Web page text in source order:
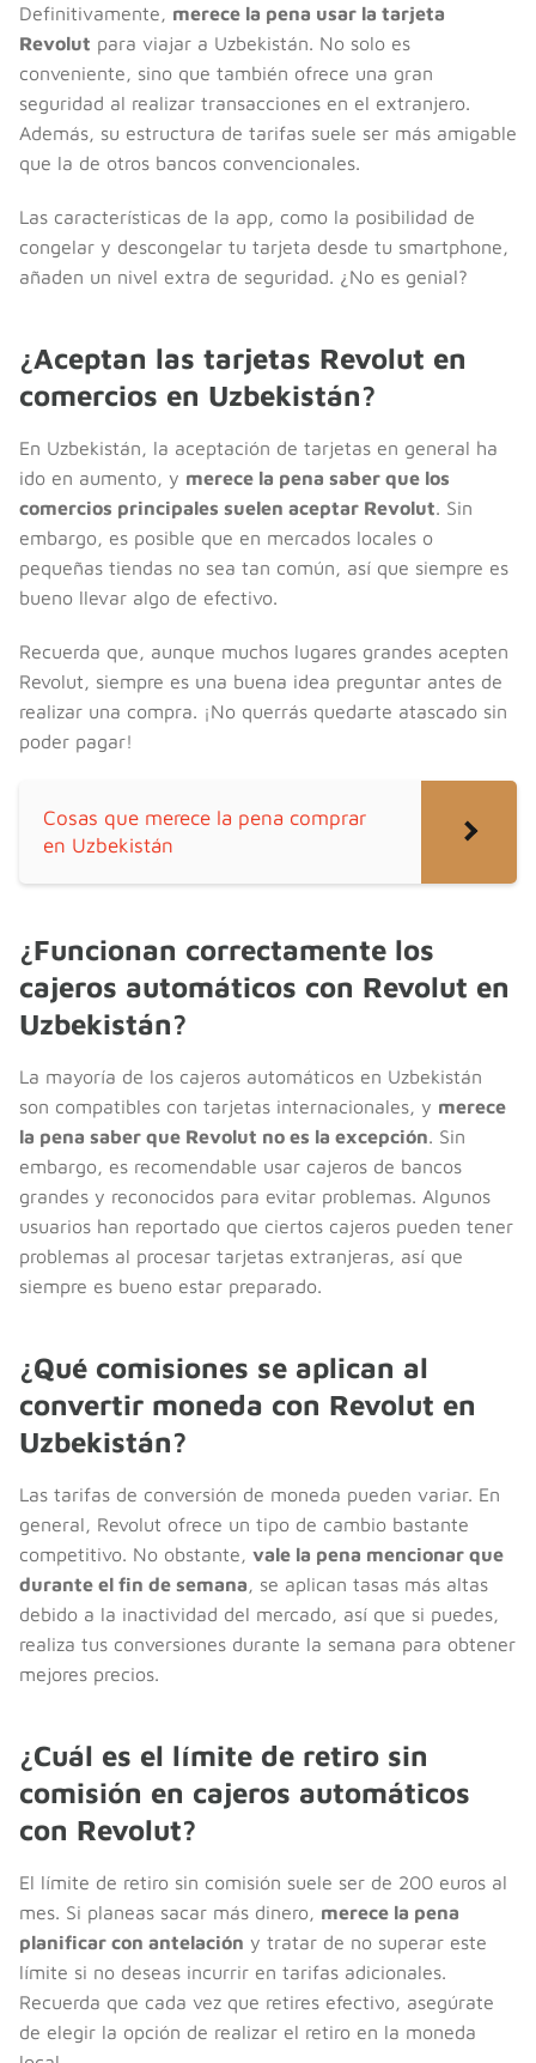
Definitivamente, merece la pena usar la tarjeta
Revolut para viajar a Uzbekistán. No solo es
conveniente, sino que también ofrece una gran
seguridad al realizar transacciones en el extranjero.
Además, su estructura de tarifas suele ser más amigable
que la de otros bancos convencionales.
Las características de la app, como la posibilidad de
congelar y descongelar tu tarjeta desde tu smartphone,
añaden un nivel extra de seguridad. ¿No es genial?
¿Aceptan las tarjetas Revolut en
comercios en Uzbekistán?
En Uzbekistán, la aceptación de tarjetas en general ha
ido en aumento, y merece la pena saber que los
comercios principales suelen aceptar Revolut. Sin
embargo, es posible que en mercados locales o
pequeñas tiendas no sea tan común, así que siempre es
bueno llevar algo de efectivo.
Recuerda que, aunque muchos lugares grandes acepten
Revolut, siempre es una buena idea preguntar antes de
realizar una compra. ¡No querrás quedarte atascado sin
poder pagar!
Cosas que merece la pena comprar
en Uzbekistán
¿Funcionan correctamente los
cajeros automáticos con Revolut en
Uzbekistán?
La mayoría de los cajeros automáticos en Uzbekistán
son compatibles con tarjetas internacionales, y merece
la pena saber que Revolut no es la excepción. Sin
embargo, es recomendable usar cajeros de bancos
grandes y reconocidos para evitar problemas. Algunos
usuarios han reportado que ciertos cajeros pueden tener
problemas al procesar tarjetas extranjeras, así que
siempre es bueno estar preparado.
¿Qué comisiones se aplican al
convertir moneda con Revolut en
Uzbekistán?
Las tarifas de conversión de moneda pueden variar. En
general, Revolut ofrece un tipo de cambio bastante
competitivo. No obstante, vale la pena mencionar que
durante el fin de semana, se aplican tasas más altas
debido a la inactividad del mercado, así que si puedes,
realiza tus conversiones durante la semana para obtener
mejores precios.
¿Cuál es el límite de retiro sin
comisión en cajeros automáticos
con Revolut?
El límite de retiro sin comisión suele ser de 200 euros al
mes. Si planeas sacar más dinero, merece la pena
planificar con antelación y tratar de no superar este
límite si no deseas incurrir en tarifas adicionales.
Recuerda que cada vez que retires efectivo, asegúrate
de elegir la opción de realizar el retiro en la moneda